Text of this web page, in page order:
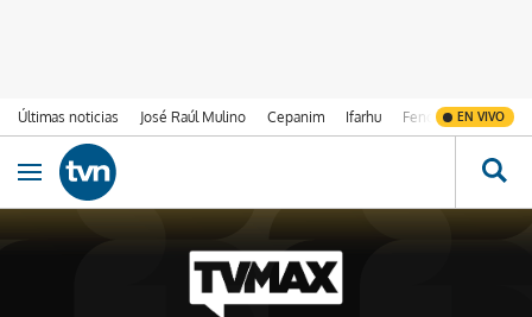
Últimas noticias José Raúl Mulino Cepanim Ifarhu Fenómeno de El
EN VIVO
Ir al contenido
Obrir navegació